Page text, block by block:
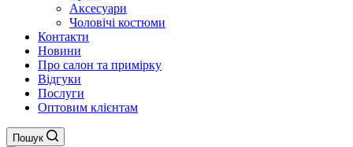
Аксесуари
Чоловічі костюми
Контакти
Новини
Про салон та примірку
Відгуки
Послуги
Оптовим клієнтам
Пошук